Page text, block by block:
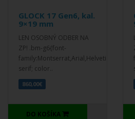
GLOCK 17 Gen6, kal.
9×19 mm
LEN OSOBNÝ ODBER NA
ZP! .bm-g6{font-
family:Montserrat,Arial,Helvetica,sans-
serif; color..
860,00€
DO KOŠÍKA